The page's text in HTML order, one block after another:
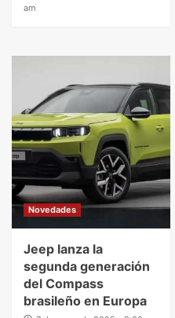
am
Novedades
Jeep lanza la
segunda generación
del Compass
brasileño en Europa